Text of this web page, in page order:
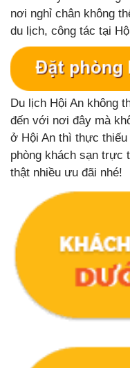
nơi nghỉ chân không
du lịch, công tác tại
Du lịch Hội An không
đến với nơi đây mà
ở Hội An thì thực
phòng khách sạn trực
thật nhiều ưu đãi nhé!